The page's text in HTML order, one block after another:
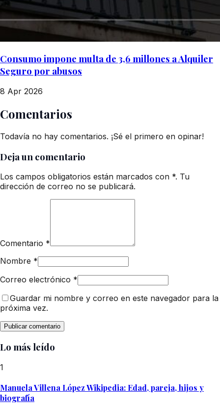
Consumo impone multa de 3,6 millones a Alquiler
Seguro por abusos
8 Apr 2026
Comentarios
Todavía no hay comentarios. ¡Sé el primero en opinar!
Deja un comentario
Los campos obligatorios están marcados con *. Tu
dirección de correo no se publicará.
Comentario *
Nombre *
Correo electrónico *
Guardar mi nombre y correo en este navegador para la
próxima vez.
Lo más leído
1
Manuela Villena López Wikipedia: Edad, pareja, hijos y
biografía